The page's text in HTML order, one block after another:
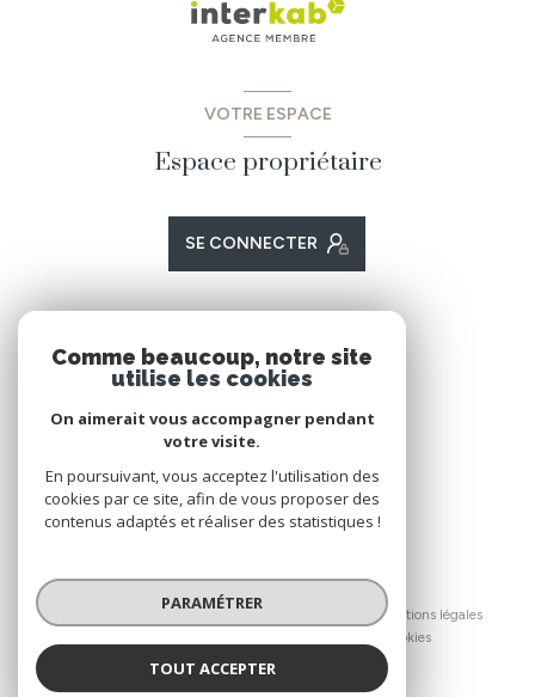
VOTRE ESPACE
Espace propriétaire
SE CONNECTER
Nous adhérons
© 2026 | Tous droits réservés
Mentions légales
Cookies
Comme beaucoup, notre site
utilise les cookies
On aimerait vous accompagner pendant
votre visite.
En poursuivant, vous acceptez l'utilisation des
cookies par ce site, afin de vous proposer des
contenus adaptés et réaliser des statistiques !
PARAMÉTRER
TOUT ACCEPTER